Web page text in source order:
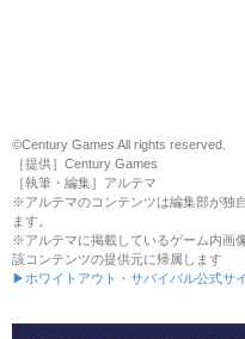
©Century Games All rights reserved.
［提供］Century Games
［執筆・編集］アルテマ
※アルテマのコンテンツは編集部が独
ます。
※アルテマに掲載しているゲーム内画
該コンテンツの提供元に帰属します
▶ホワイトアウト・サバイバル公式サ